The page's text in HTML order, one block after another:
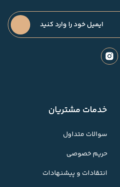
خدمات مشتریان
سوالات متداول
حریم خصوصی
انتقادات و پیشنهادات